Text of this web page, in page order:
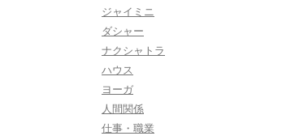
ジャイミニ
ダシャー
ナクシャトラ
ハウス
ヨーガ
人間関係
仕事・職業